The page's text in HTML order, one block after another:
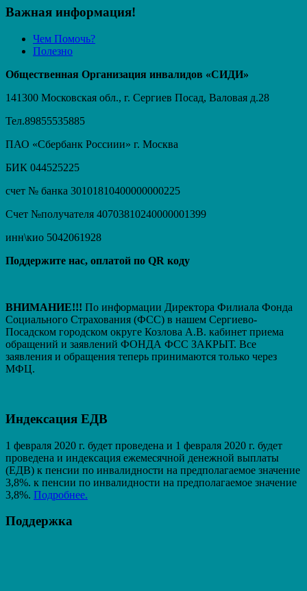
Важная информация!
Чем Помочь?
Полезно
Общественная Организация инвалидов «СИДИ»
141300 Московская обл., г. Сергиев Посад, Валовая д.28
Тел.89855535885
ПАО «Сбербанк Россиии» г. Москва
БИК 044525225
счет № банка 30101810400000000225
Счет №получателя 40703810240000001399
инн\кио 5042061928
Поддержите нас, оплатой по QR коду
ВНИМАНИЕ!!! По информации Директора Филиала Фонда
Социального Страхования (ФСС) в нашем Сергиево-
Посадском городском округе Козлова А.В. кабинет приема
обращений и заявлений ФОНДА ФСС ЗАКРЫТ. Вcе
заявления и обращения теперь принимаются только через
МФЦ.
Индексация ЕДВ
1 февраля 2020 г. будет проведена и 1 февраля 2020 г. будет
проведена и индексация ежемесячной денежной выплаты
(ЕДВ) к пенсии по инвалидности на предполагаемое значение
3,8%. к пенсии по инвалидности на предполагаемое значение
3,8%. Подробнее.
Поддержка